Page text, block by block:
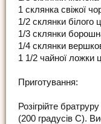
1 склянка свіжої
1/2 склянки білого
1/3 склянки
1/4 склянки
1 1/2 чайної ложки
Приготування:
Розігрійте
(200 градусів С).